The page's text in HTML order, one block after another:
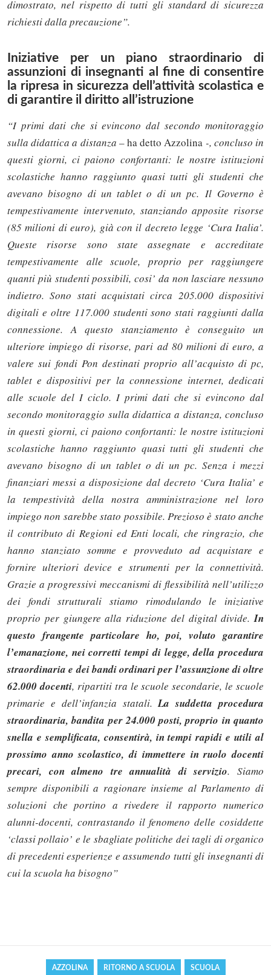
dimostrato, nel rispetto di tutti gli standard di sicurezza
richiesti dalla precauzione”.
Iniziative per un piano straordinario di
assunzioni di insegnanti al fine di consentire
la ripresa in sicurezza dell’attività scolastica e
di garantire il diritto all’istruzione
“I primi dati che si evincono dal secondo monitoraggio
sulla didattica a distanza –ha detto Azzolina -, concluso in
questi giorni, ci paiono confortanti: le nostre istituzioni
scolastiche hanno raggiunto quasi tutti gli studenti che
avevano bisogno di un tablet o di un pc. Il Governo è
tempestivamente intervenuto, stanziando apposite risorse
(85 milioni di euro), già con il decreto legge ‘Cura Italia’.
Queste risorse sono state assegnate e accreditate
tempestivamente alle scuole, proprio per raggiungere
quanti più studenti possibili, cosi’ da non lasciare nessuno
indietro. Sono stati acquistati circa 205.000 dispositivi
digitali e oltre 117.000 studenti sono stati raggiunti dalla
connessione. A questo stanziamento è conseguito un
ulteriore impiego di risorse, pari ad 80 milioni di euro, a
valere sui fondi Pon destinati proprio all’acquisto di pc,
tablet e dispositivi per la connessione internet, dedicati
alle scuole del I ciclo. I primi dati che si evincono dal
secondo monitoraggio sulla didattica a distanza, concluso
in questi giorni, ci paiono confortanti: le nostre istituzioni
scolastiche hanno raggiunto quasi tutti gli studenti che
avevano bisogno di un tablet o di un pc. Senza i mezzi
finanziari messi a disposizione dal decreto ‘Cura Italia’ e
la tempestività della nostra amministrazione nel loro
impiego non sarebbe stato possibile. Prezioso è stato anche
il contributo di Regioni ed Enti locali, che ringrazio, che
hanno stanziato somme e provveduto ad acquistare e
fornire ulteriori device e strumenti per la connettività.
Grazie a progressivi meccanismi di flessibilità nell’utilizzo
dei fondi strutturali stiamo rimodulando le iniziative
proprio per giungere alla riduzione del digital divide.In
questo frangente particolare ho, poi, voluto garantire
l’emanazione, nei corretti tempi di legge, della procedura
straordinaria e dei bandi ordinari per l’assunzione di oltre
62.000 docenti, ripartiti tra le scuole secondarie, le scuole
primarie e dell’infanzia statali.La suddetta procedura
straordinaria, bandita per 24.000 posti, proprio in quanto
snella e semplificata, consentirà, in tempi rapidi e utili al
prossimo anno scolastico, di immettere in ruolo docenti
precari, con almeno tre annualità di servizio. Siamo
sempre disponibili a ragionare insieme al Parlamento di
soluzioni che portino a rivedere il rapporto numerico
alunni-docenti, contrastando il fenomeno delle cosiddette
‘classi pollaio’ e le sbagliate politiche dei tagli di organico
di precedenti esperienze e assumendo tutti gli insegnanti di
cui la scuola ha bisogno”
AZZOLINA RITORNO A SCUOLA SCUOLA
Solo gli utenti registrati possono